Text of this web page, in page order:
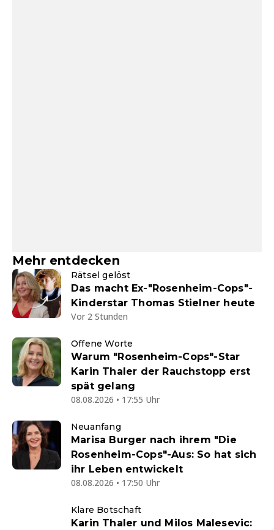
Mehr entdecken
Rätsel gelöst
Das macht Ex-"Rosenheim-Cops"-
Kinderstar Thomas Stielner heute
Vor 2 Stunden
Offene Worte
Warum "Rosenheim-Cops"-Star
Karin Thaler der Rauchstopp erst
spät gelang
08.08.2026 • 17:55 Uhr
Neuanfang
Marisa Burger nach ihrem "Die
Rosenheim-Cops"-Aus: So hat sich
ihr Leben entwickelt
08.08.2026 • 17:50 Uhr
Klare Botschaft
Karin Thaler und Milos Malesevic: